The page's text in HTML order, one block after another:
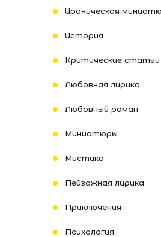
Ироническая
История
Критические статьи
Любовная лирика
Любовный роман
Миниатюры
Мистика
Пейзажная лирика
Приключения
Психология